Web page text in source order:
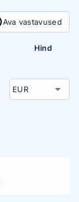
Ava vastavused
Hind